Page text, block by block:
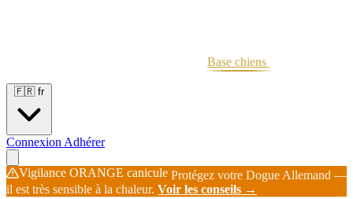
Base chiens
🇫🇷 fr
Connexion Adhérer
Vigilance ORANGE canicule Protégez votre Dogue Allemand —
il est très sensible à la chaleur. Voir les conseils →